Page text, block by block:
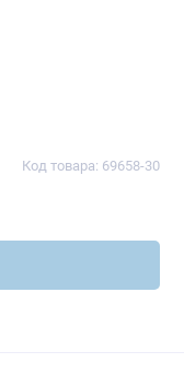
Код товара: 69658-30